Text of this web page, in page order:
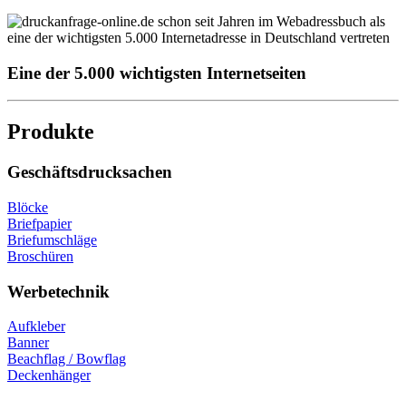
Eine der 5.000 wichtigsten Internetseiten
Produkte
Geschäftsdrucksachen
Blöcke
Briefpapier
Briefumschläge
Broschüren
Werbetechnik
Aufkleber
Banner
Beachflag / Bowflag
Deckenhänger